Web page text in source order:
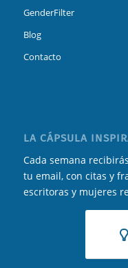
GenderFilter
Blog
Contacto
LA CÁPSULA
Cada semana
tu email, con citas y
escritoras y mujeres